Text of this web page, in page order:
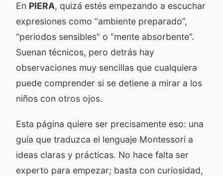
En PIERA, quizá estés empezando a escuchar
expresiones como “ambiente preparado”,
“periodos sensibles” o “mente absorbente”.
Suenan técnicos, pero detrás hay
observaciones muy sencillas que cualquiera
puede comprender si se detiene a mirar a los
niños con otros ojos.
Esta página quiere ser precisamente eso: una
guía que traduzca el lenguaje Montessori a
ideas claras y prácticas. No hace falta ser
experto para empezar; basta con curiosidad,